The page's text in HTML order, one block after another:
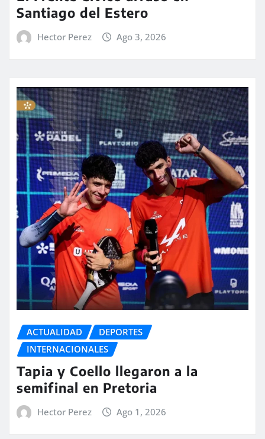
Santiago del Estero
Hector Perez Ago 3, 2026
ACTUALIDAD
DEPORTES
INTERNACIONALES
Tapia y Coello llegaron a la
semifinal en Pretoria
Hector Perez Ago 1, 2026